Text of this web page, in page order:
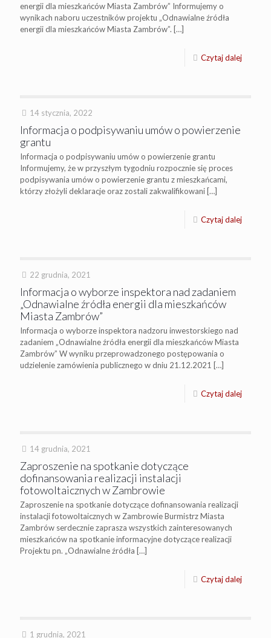
energii dla mieszkańców Miasta Zambrów” Informujemy o
wynikach naboru uczestników projektu „Odnawialne źródła
energii dla mieszkańców Miasta Zambrów”. […]
Czytaj dalej
14 stycznia, 2022
Informacja o podpisywaniu umów o powierzenie
grantu
Informacja o podpisywaniu umów o powierzenie grantu
Informujemy, że w przyszłym tygodniu rozpocznie się proces
podpisywania umów o powierzenie grantu z mieszkańcami,
którzy złożyli deklaracje oraz zostali zakwalifikowani […]
Czytaj dalej
22 grudnia, 2021
Informacja o wyborze inspektora nad zadaniem
„Odnawialne źródła energii dla mieszkańców
Miasta Zambrów”
Informacja o wyborze inspektora nadzoru inwestorskiego nad
zadaniem „Odnawialne źródła energii dla mieszkańców Miasta
Zambrów” W wyniku przeprowadzonego postępowania o
udzielenie zamówienia publicznego w dniu 21.12.2021 […]
Czytaj dalej
14 grudnia, 2021
Zaproszenie na spotkanie dotyczące
dofinansowania realizacji instalacji
fotowoltaicznych w Zambrowie
Zaproszenie na spotkanie dotyczące dofinansowania realizacji
instalacji fotowoltaicznych w Zambrowie Burmistrz Miasta
Zambrów serdecznie zaprasza wszystkich zainteresowanych
mieszkańców na spotkanie informacyjne dotyczące realizacji
Projektu pn. „Odnawialne źródła […]
Czytaj dalej
1 grudnia, 2021